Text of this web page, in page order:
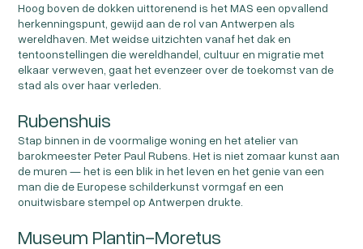
Hoog boven de dokken uittorenend is het MAS een opvallend
herkenningspunt, gewijd aan de rol van Antwerpen als
wereldhaven. Met weidse uitzichten vanaf het dak en
tentoonstellingen die wereldhandel, cultuur en migratie met
elkaar verweven, gaat het evenzeer over de toekomst van de
stad als over haar verleden.
Rubenshuis
Stap binnen in de voormalige woning en het atelier van
barokmeester Peter Paul Rubens. Het is niet zomaar kunst aan
de muren — het is een blik in het leven en het genie van een
man die de Europese schilderkunst vormgaf en een
onuitwisbare stempel op Antwerpen drukte.
Museum Plantin-Moretus